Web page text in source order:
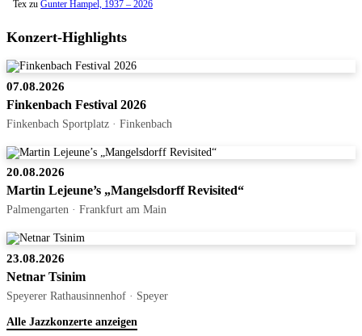
Tex zu Gunter Hampel, 1937 – 2026
Konzert-Highlights
07.08.2026
Finkenbach Festival 2026
Finkenbach Sportplatz · Finkenbach
20.08.2026
Martin Lejeune’s „Mangelsdorff Revisited“
Palmengarten · Frankfurt am Main
23.08.2026
Netnar Tsinim
Speyerer Rathausinnenhof · Speyer
Alle Jazzkonzerte anzeigen